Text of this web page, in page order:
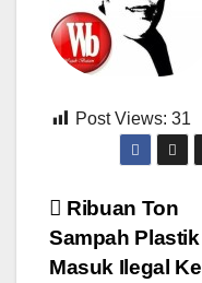
Post Views: 31
Navigasi
pos
Ribuan Ton
Sampah Plastik
Masuk Ilegal Ke